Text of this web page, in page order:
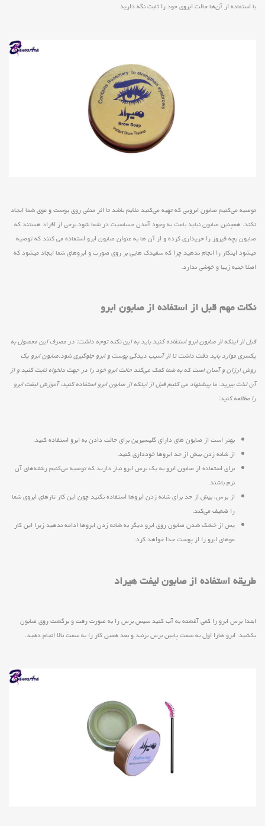
با استفاده از آن‌ها حالت ابروی خود را ثابت نگه دارید.
توصیه می‌کنیم صابون ابرویی که تهیه می‌کنید ملایم باشد تا اثر منفی روی پوست و موی شما ایجاد
نکند. همچنین صابون نباید باعث به وجود آمدن حساسیت در شما شود.برخی از افراد هستند که
صایون بچه فیروز را خریداری کرده و از آن ها به عنوان صابون ابرو استفاده می کنند که توصیه
میشود اینکار را انجام ندهید چرا که سفیدک هایی بر روی صورت و ابروهای شما ایجاد میشود که
اصلا جنبه زیبا و خوشی ندارد.
نکات مهم قبل از استفاده از صابون ابرو
قبل از اینکه از صابون ابرو استفاده کنید باید به این نکته توجه داشت: در مصرف این محصول به
یکسری موارد باید دقت داشت تا از آسیب دیدگی پوست و ابرو جلوگیری شود.صابون ابرو یک
روش ارزان و آسان است که به شما کمک می‌کند حالت ابرو خود را در جهت دلخواه ثابت کنید و از
آن لذت ببرید. ما پیشنهاد می کنیم قبل از اینکه از صابون ابرو استفاده کنید، آموزش لیفت ابرو
را مطالعه کنید:
بهتر است از صابون های دارای گلیسیرین برای حالت دادن به ابرو استفاده کنید.
از شانه زدن بیش از حد ابروها خودداری کنید.
برای استفاده از صابون ابرو به یک برس ابرو نیاز دارید که توصیه می‌کنیم رشته‌های آن
نرم باشند.
از برس، بیش از حد برای شانه زدن ابروها استفاده نکنید چون این کار تارهای ابروی شما
را ضعیف می‌کند.
پس از خشک شدن صابون روی ابرو دیگر به شانه زدن ابروها ادامه ندهید زیرا این کار
موهای ابرو را از پوست جدا خواهد کرد.
طریقه استفاده از صابون لیفت هیراد
ابتدا برس ابرو را کمی آغشته به آب کنید سپس برس را به صورت رفت و برگشت روي صابون
بكشيد. ابرو هارا اول به سمت پایین برس بزنید و بعد همین کار را به سمت بالا انجام دهید.